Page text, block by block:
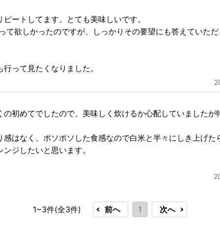
ートしてます。とても美味しいです。
て欲しかったのですが、しっかりその要望にも答えていた
って見たくなりました。
の初めてでしたので、美味しく炊けるか心配していましたが
感はなく、ポソポソした食感なので白米と半々にしき上げた
ジしたいと思います。
1~3件(全3件) 前へ 1 次へ